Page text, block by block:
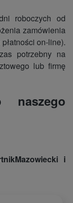
roboczych od
zamówienia
on-line).
potrzebny na
lub firmę
naszego
i